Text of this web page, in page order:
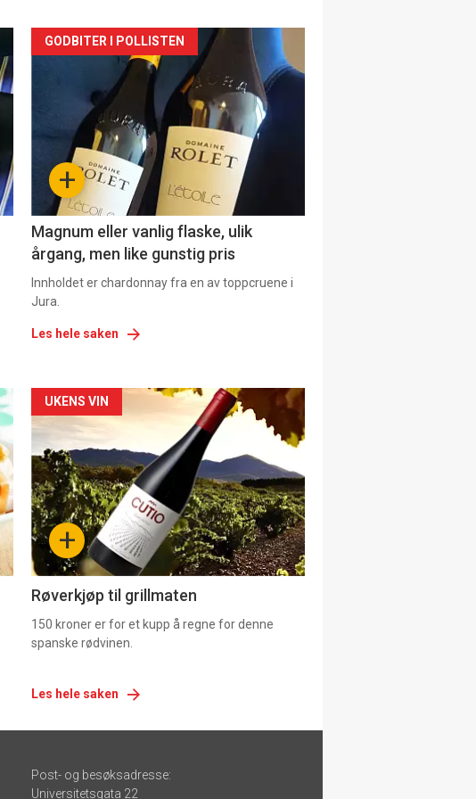
Forsiden
akkurat
nå
+
GODBITER I POLLISTEN
Magnum eller vanlig flaske, ulik
årgang, men like gunstig pris
Innholdet er chardonnay fra en av toppcruene i
Jura.
Les hele saken
Forsiden
akkurat
nå
-
6 +
UKENS VIN
Røverkjøp til grillmaten
150 kroner er for et kupp å regne for denne
spanske rødvinen.
Les hele saken
Post- og besøksadresse:
Universitetsgata 22